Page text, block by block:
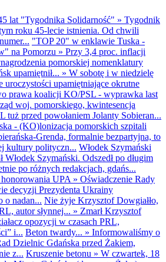
lat "Tygodnika Solidarność" » Tygodnik
roku 45-lecie istnienia. Od chwili
"TOP 20" w enklawie Tuska -
na Pomorzu » Przy 3,4 proc. inflacji
pomorskiej nomenklatury
upamiętnił... » W sobotę i w niedzielę
uroczystości upamiętniające okrutne
prawa koalicji KO/PSL - wyprawka last
woj. pomorskiego, kwintesencja
przed powołaniem Jolanty Sobieran...
- (KO)lonizacja pomorskich szpitali
Grenda, formalnie bezpartyjna, to
kultury polityczn... Włodek Szymański
Włodek Szymański. Odszedł po długim
po różnych redakcjach, gdańs...
UPA » Oświadczenie Rady
decyzji Prezydenta Ukrainy
o nadan... Nie żyje Krzysztof Dowgiałło,
autor słynnej... » Zmarł Krzysztof
opozycji w czasach PRL,
i... Beton twardy... » Informowaliśmy o
Dzielnic Gdańska przed Żakiem,
z... Kruszenie betonu » W czwartek, 18